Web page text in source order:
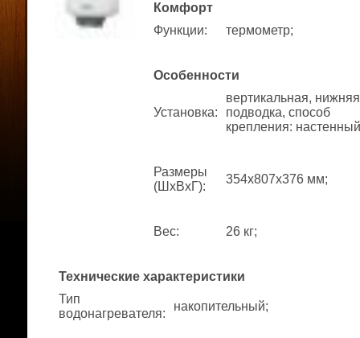
Комфорт
Функции: термометр;
Особенности
Установка:
вертикальная, нижняя
подводка, способ
крепления:
Размеры
(ШхВхГ):
354x807x376 мм;
Вес: 26 кг;
Технические характеристики
Тип
водонагревателя:
накопительный;